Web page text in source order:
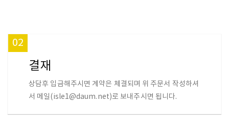
02
결재
상담후 입금해주시면 계약은 체결되며 위 주문서 작성하셔
서 메일(isle1@daum.net)로 보내주시면 됩니다.